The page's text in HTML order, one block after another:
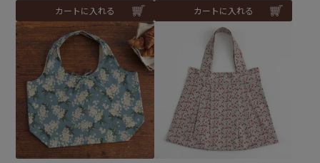
カートに入れる カートに入れる